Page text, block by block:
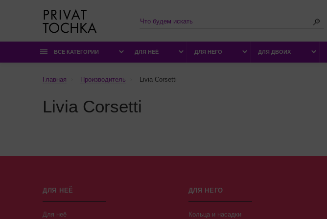
ВСЕ КАТЕГОРИИ ДЛЯ НЕЁ ДЛЯ НЕГО ДЛЯ ДВОИХ
Главная Производитель Livia Corsetti
Livia Corsetti
ДЛЯ НЕЁ
Для неё
ДЛЯ НЕГО
Кольца и насадки